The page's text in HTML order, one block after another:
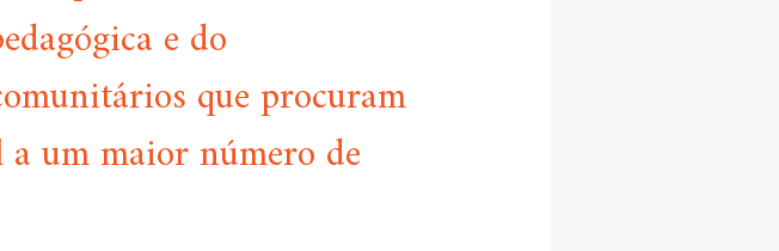
e do
que procuram
um maior número de